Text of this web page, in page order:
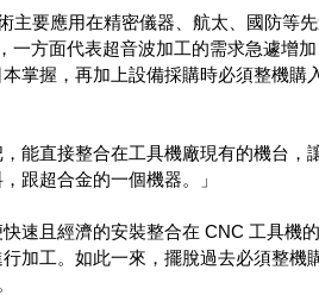
要應用在精密儀器、航太、國防等
方面代表超音波加工的需求急遽增
掌握，再加上設備採購時必須整機購
能直接整合在工具機廠現有的機台，
跟超合金的一個機器。」
速且經濟的安裝整合在 CNC 工具機
加工。如此一來，擺脫過去必須整機